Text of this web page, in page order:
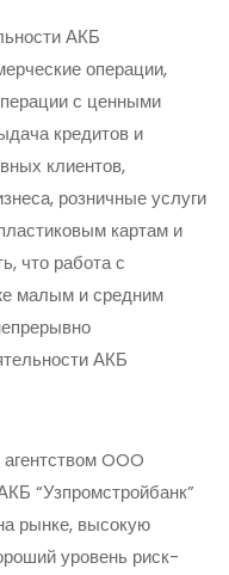
АКБ
операции,
с ценными
кредитов и
клиентов,
розничные услуги
картам и
что работа с
малым и средним
АКБ
OOO
“Узпромстройбанк”
рынке, высокую
уровень риск-